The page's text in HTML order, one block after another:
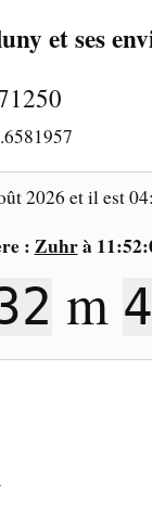
et ses
2026 et il est
:Zuhrà
m